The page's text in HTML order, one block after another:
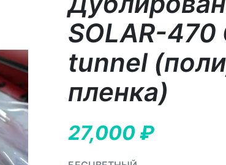
SOLAR-470
tunnel
пленка)
27,000₽